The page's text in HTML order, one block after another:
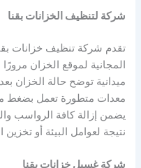
شركة لتنظيف الخزانات بقنا
تقدم شركة تنظيف خزانات
المجانية لموقع الخزان
ميدانية توضح حالة الخزان
معدات متطورة تعمل بضغط
يضمن إزالة كافة الرواسب
نتيجة لعوامل البيئة أو
شركة غسيل خزانات بقنا